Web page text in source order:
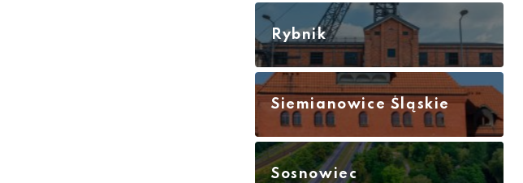
Rybnik
Siemianowice Śląskie
Sosnowiec